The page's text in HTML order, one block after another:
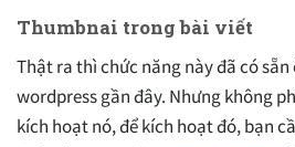
Thumbnai trong bài viết
Thật ra thì chức năng này đã có sẵn
wordpress gần đây. Nhưng không
kích hoạt nó, để kích hoạt đó, bạn